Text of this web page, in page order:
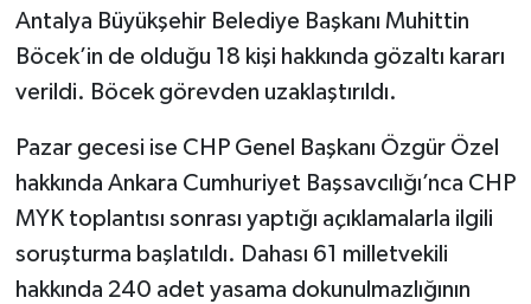
Antalya Büyükşehir Belediye Başkanı Muhittin
Böcek’in de olduğu 18 kişi hakkında gözaltı kararı
verildi. Böcek görevden uzaklaştırıldı.
Pazar gecesi ise CHP Genel Başkanı Özgür Özel
hakkında Ankara Cumhuriyet Başsavcılığı’nca CHP
MYK toplantısı sonrası yaptığı açıklamalarla ilgili
soruşturma başlatıldı. Dahası 61 milletvekili
hakkında 240 adet yasama dokunulmazlığının